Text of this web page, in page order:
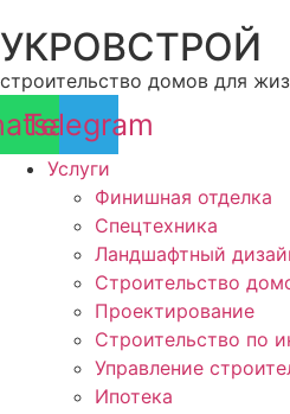
к
УКРОВСТРОЙ
строительство домов для
Telegram
Услуги
Финишная отделка
Спецтехника
Ландшафтный
Строительство
Проектирование
Строительство по
Управление
Ипотека